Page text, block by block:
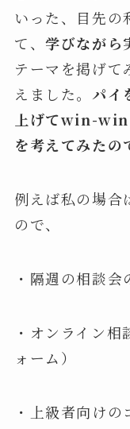
いった、目先の
て、学びながら
テーマを掲げて
えました。 パイ
上げてwin-win
を考えてみたの
例えば私の場合
ので、
・隔週の相談会
・オンライン
ォーム）
・上級者向けの